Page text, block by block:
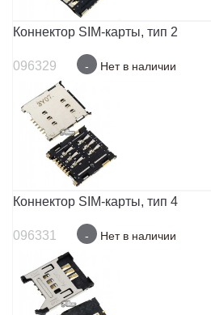
Коннектор SIM-карты, тип 2
096329 - Нет в наличии
Коннектор SIM-карты, тип 4
096331 - Нет в наличии